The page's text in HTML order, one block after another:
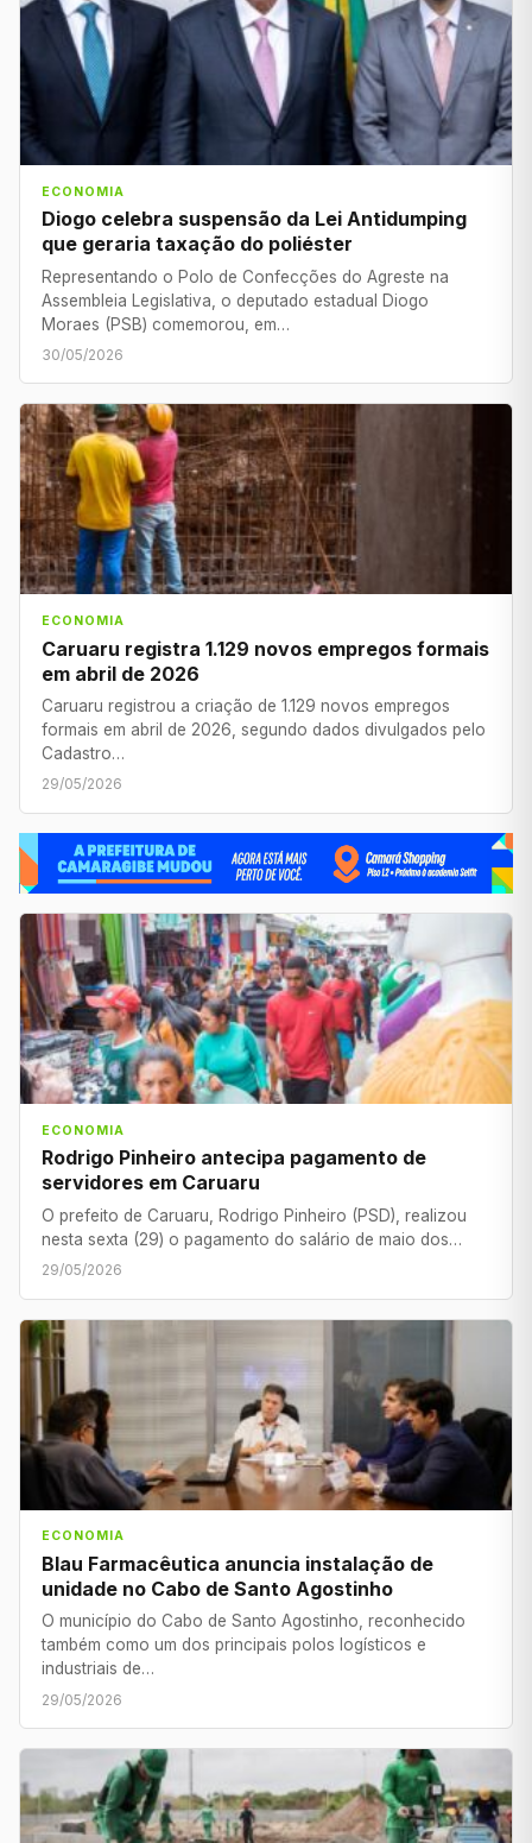
ECONOMIA
Diogo celebra suspensão da Lei Antidumping
que geraria taxação do poliéster
Representando o Polo de Confecções do Agreste na
Assembleia Legislativa, o deputado estadual Diogo
Moraes (PSB) comemorou, em…
30/05/2026
ECONOMIA
Caruaru registra 1.129 novos empregos formais
em abril de 2026
Caruaru registrou a criação de 1.129 novos empregos
formais em abril de 2026, segundo dados divulgados pelo
Cadastro…
29/05/2026
ECONOMIA
Rodrigo Pinheiro antecipa pagamento de
servidores em Caruaru
O prefeito de Caruaru, Rodrigo Pinheiro (PSD), realizou
nesta sexta (29) o pagamento do salário de maio dos…
29/05/2026
ECONOMIA
Blau Farmacêutica anuncia instalação de
unidade no Cabo de Santo Agostinho
O município do Cabo de Santo Agostinho, reconhecido
também como um dos principais polos logísticos e
industriais de…
29/05/2026